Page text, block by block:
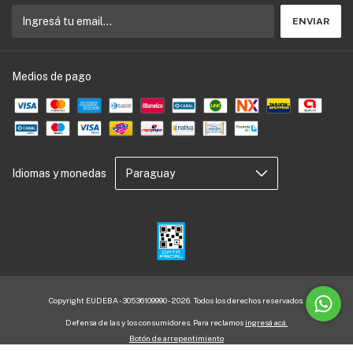
Medios de pago
Idiomas y monedas
Copyright EUDEBA - 30536109990 - 2026. Todos los derechos reservados.
Defensa de las y los consumidores. Para reclamos ingresá acá.
Botón de arrepentimiento